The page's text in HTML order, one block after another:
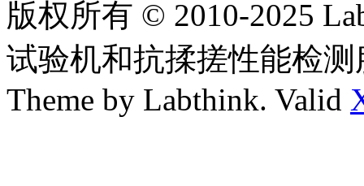
版权所有 © 2010-2025
试验机和抗揉搓性能检
Theme by Labthink. Valid